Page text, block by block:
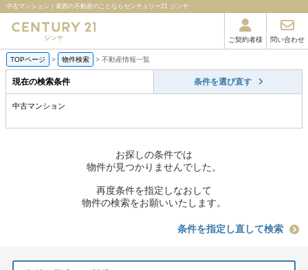
中古マンション｜葛西の不動産のことならセンチュリー21 ジンヤ
ご契約者様 問い合わせ
TOPページ > 物件検索 > 不動産情報一覧
現在の検索条件 条件を選び直す
中古マンション
お探しの条件では
物件が見つかりませんでした。
再度条件を指定しなおして
物件の検索をお願いいたします。
条件を指定し直して検索